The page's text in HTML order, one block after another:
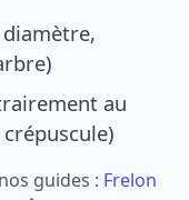
au
guides : Frelon